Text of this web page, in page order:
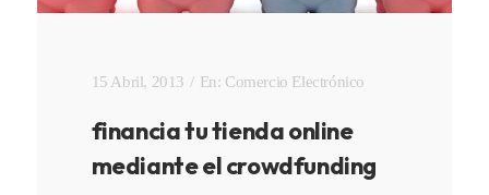
15 Abril, 2013 En: Comercio Electrónico
financia tu tienda online
mediante el crowdfunding